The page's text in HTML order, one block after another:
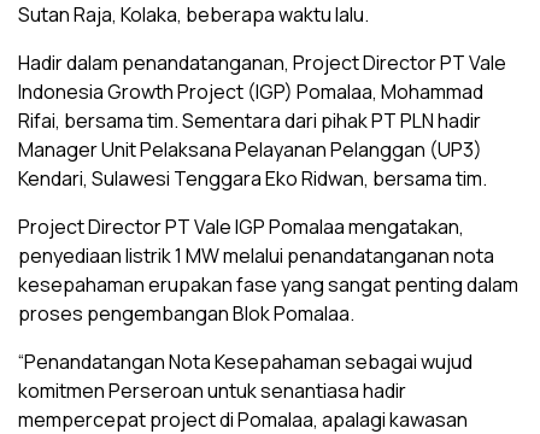
Sutan Raja, Kolaka, beberapa waktu lalu.
Hadir dalam penandatanganan, Project Director PT Vale
Indonesia Growth Project (IGP) Pomalaa, Mohammad
Rifai, bersama tim. Sementara dari pihak PT PLN hadir
Manager Unit Pelaksana Pelayanan Pelanggan (UP3)
Kendari, Sulawesi Tenggara Eko Ridwan, bersama tim.
Project Director PT Vale IGP Pomalaa mengatakan,
penyediaan listrik 1 MW melalui penandatanganan nota
kesepahaman erupakan fase yang sangat penting dalam
proses pengembangan Blok Pomalaa.
“Penandatangan Nota Kesepahaman sebagai wujud
komitmen Perseroan untuk senantiasa hadir
mempercepat project di Pomalaa, apalagi kawasan